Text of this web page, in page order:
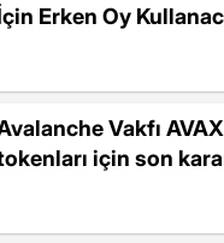
Erken Oy
Vakfı AVAX
için son